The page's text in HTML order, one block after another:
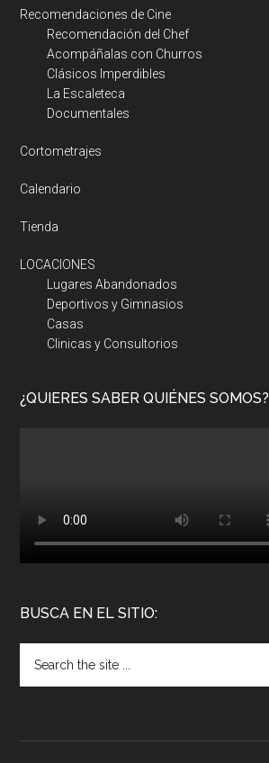
Recomendaciones de Cine
Recomendación del Chef
Acompáñalas con Churros
Clásicos Imperdibles
La Escaleteca
Documentales
Cortometrajes
Calendario
Tienda
LOCACIONES
Lugares Abandonados
Deportivos y Gimnasios
Casas
Clinicas y Consultorios
¿QUIERES SABER QUIÉNES SOMOS?
BUSCA EN EL SITIO: